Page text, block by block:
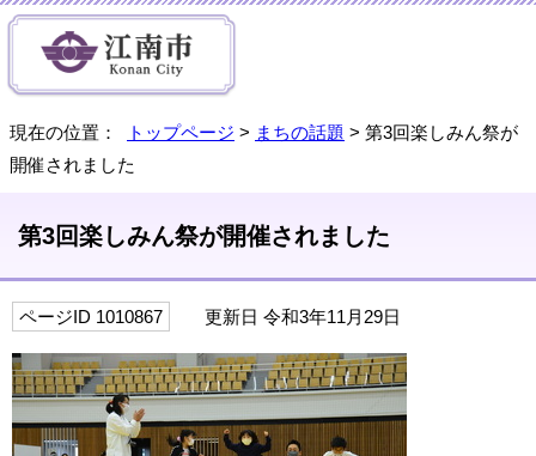
現在の位置： トップページ > まちの話題 > 第3回楽しみん祭が
開催されました
第3回楽しみん祭が開催されました
ページID 1010867 更新日 令和3年11月29日